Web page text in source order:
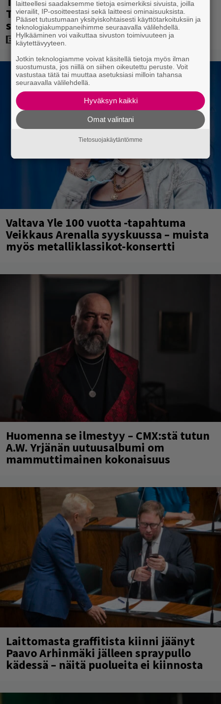
Tom Cruisen kaveruus loppui 21 vuotta
sitten – Syynä Cruisen nolo käytös
Valtava Yle 100 vuotta -tapahtuma
Veikkaus Arenalla syyskuussa – muista
myös metalliklassikot-konsertti
Huomenna se ilmestyy – CMX:stä tutun
A.W. Yrjänän uutuusalbumi om
mammuttimainen kokonaisuus
Laittomasta graffitista kiinni jäänyt
Paavo Arhinmäki jälleen spraypullo
kädessä – näitä puolueita ei kiinnosta
laitteellesi saadaksemme tietoja esimerkiksi sivuista, joilla
vierailit, IP-osoitteestasi sekä laitteesi ominaisuuksista.
Pääset tutustumaan yksityiskohtaisesti käyttötarkoituksiin ja
teknologiakumppaneihimme seuraavalla välilehdellä.
Hylkääminen voi vaikuttaa sivuston toimivuuteen ja
käytettävyyteen.
Jotkin teknologiamme voivat käsitellä tietoja myös ilman
suostumusta, jos niillä on siihen oikeutettu peruste. Voit
vastustaa tätä tai muuttaa asetuksiasi milloin tahansa
seuraavalla välilehdellä.
Hyväksyn kaikki
Omat valintani
Tietosuojakäytäntömme